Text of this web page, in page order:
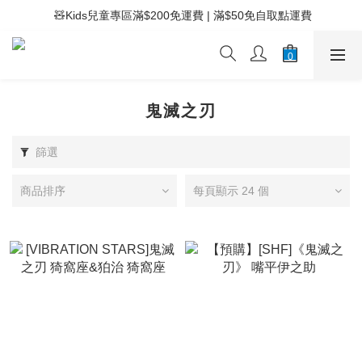
⚡滿$400免運費 | 滿$200免Easy Trade自取點運費
🧸Kids兒童專區滿$200免運費 | 滿$50免自取點運費
⚡滿$400免運費 | 滿$200免Easy Trade自取點運費
鬼滅之刃
篩選
商品排序 每頁顯示 24 個